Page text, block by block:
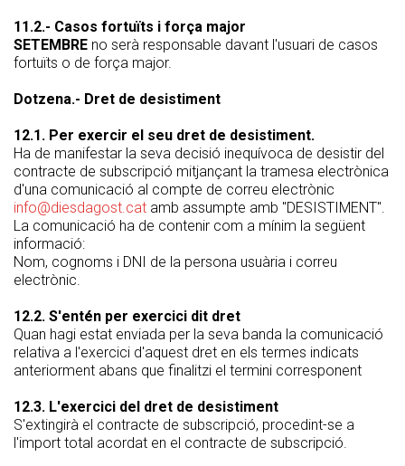
11.2.- Casos fortuïts i força major
SETEMBRE no serà responsable davant l'usuari de casos
fortuïts o de força major.
Dotzena.- Dret de desistiment
12.1. Per exercir el seu dret de desistiment.
Ha de manifestar la seva decisió inequívoca de desistir del
contracte de subscripció mitjançant la tramesa electrònica
d'una comunicació al compte de correu electrònic
info@diesdagost.cat amb assumpte amb "DESISTIMENT".
La comunicació ha de contenir com a mínim la següent
informació:
Nom, cognoms i DNI de la persona usuària i correu
electrònic.
12.2. S'entén per exercici dit dret
Quan hagi estat enviada per la seva banda la comunicació
relativa a l'exercici d'aquest dret en els termes indicats
anteriorment abans que finalitzi el termini corresponent
12.3. L'exercici del dret de desistiment
S'extingirà el contracte de subscripció, procedint-se a
l'import total acordat en el contracte de subscripció.